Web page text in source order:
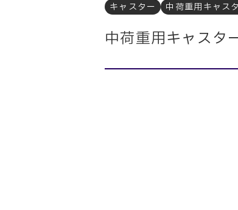
キャスター 中荷重用キャス
中荷重用キャスタ